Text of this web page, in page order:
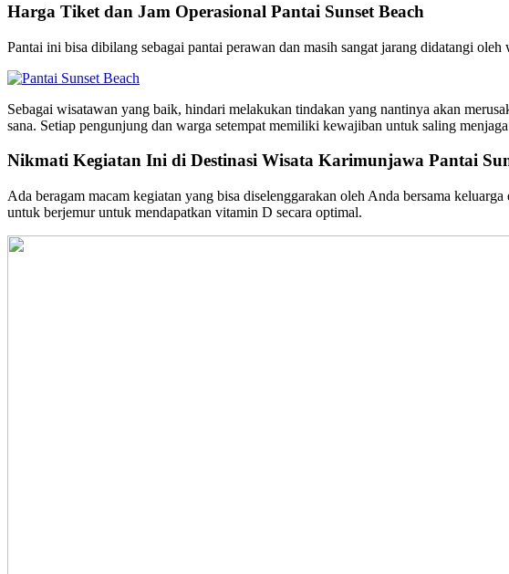
Harga Tiket dan Jam Operasional Pantai Sunset Beach
Pantai ini bisa dibilang sebagai pantai perawan dan masih sangat jarang didatangi
Sebagai wisatawan yang baik, hindari melakukan tindakan yang nantinya akan
sana. Setiap pengunjung dan warga setempat memiliki kewajiban untuk saling
Nikmati Kegiatan Ini di Destinasi Wisata Karimunjawa Pantai
Ada beragam macam kegiatan yang bisa diselenggarakan oleh Anda bersama
untuk berjemur untuk mendapatkan vitamin D secara optimal.